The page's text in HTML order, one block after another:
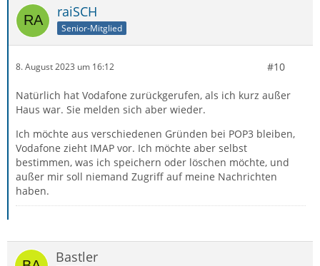
raiSCH
Senior-Mitglied
8. August 2023 um 16:12 #10
Natürlich hat Vodafone zurückgerufen, als ich kurz außer
Haus war. Sie melden sich aber wieder.
Ich möchte aus verschiedenen Gründen bei POP3 bleiben,
Vodafone zieht IMAP vor. Ich möchte aber selbst
bestimmen, was ich speichern oder löschen möchte, und
außer mir soll niemand Zugriff auf meine Nachrichten
haben.
Bastler